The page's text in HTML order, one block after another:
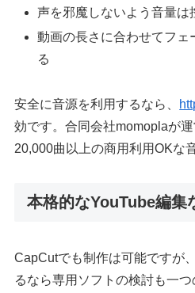
声を邪魔しないよう音量は
動画の長さに合わせてフェ
る
安全に音源を利用するなら、
効です。合同会社momoplaが運
20,000曲以上の商用利用OKな
本格的なYouTube編
CapCutでも制作は可能ですが
るなら専用ソフトの検討も一